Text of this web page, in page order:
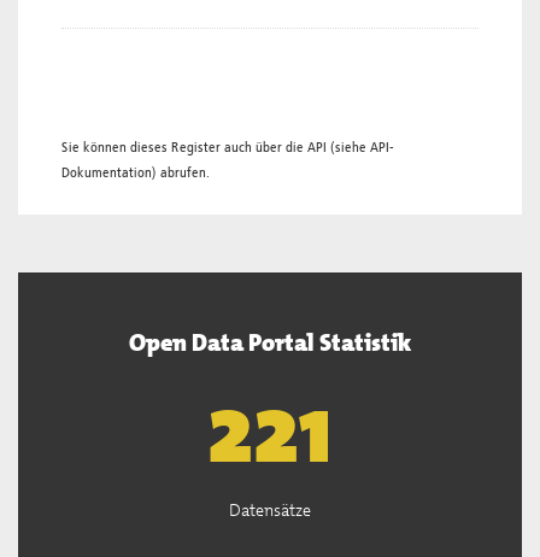
Sie können dieses Register auch über die API (siehe API-
Dokumentation) abrufen.
Open Data Portal Statistik
222
Datensätze